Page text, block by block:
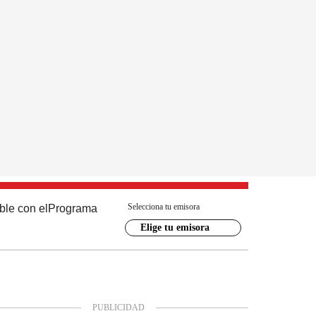
con el Programa Selecciona tu emisora
Elige tu emisora